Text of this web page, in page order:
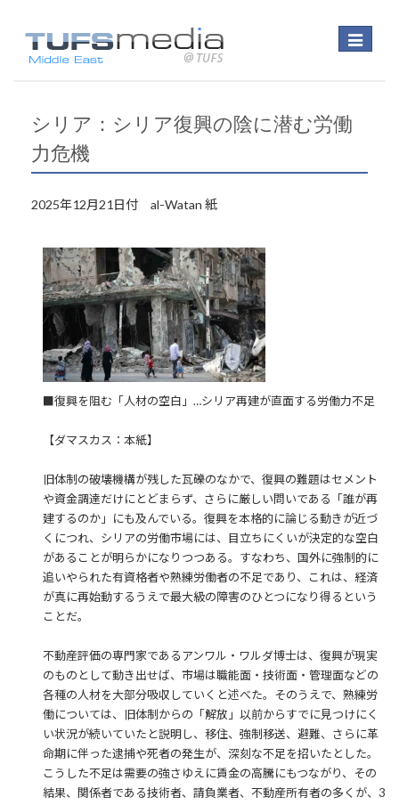
Toggle
シリア：シリア復興の陰に潜む労働
力危機
2025年12月21日付 al-Watan 紙
■復興を阻む「人材の空白」…シリア再建が直面する労働力不足
【ダマスカス：本紙】
旧体制の破壊機構が残した瓦礫のなかで、復興の難題はセメント
や資金調達だけにとどまらず、さらに厳しい問いである「誰が再
建するのか」にも及んでいる。復興を本格的に論じる動きが近づ
くにつれ、シリアの労働市場には、目立ちにくいが決定的な空白
があることが明らかになりつつある。すなわち、国外に強制的に
追いやられた有資格者や熟練労働者の不足であり、これは、経済
が真に再始動するうえで最大級の障害のひとつになり得るという
ことだ。
不動産評価の専門家であるアンワル・ワルダ博士は、復興が現実
のものとして動き出せば、市場は職能面・技術面・管理面などの
各種の人材を大部分吸収していくと述べた。そのうえで、熟練労
働については、旧体制からの「解放」以前からすでに見つけにく
い状況が続いていたと説明し、移住、強制移送、避難、さらに革
命期に伴った逮捕や死者の発生が、深刻な不足を招いたとした。
こうした不足は需要の強さゆえに賃金の高騰にもつながり、その
結果、関係者である技術者、請負業者、不動産所有者の多くが、3